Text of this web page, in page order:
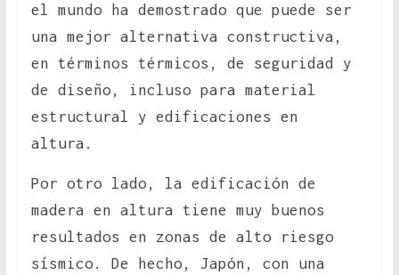
el mundo ha demostrado que puede ser
una mejor alternativa constructiva,
en términos térmicos, de seguridad y
de diseño, incluso para material
estructural y edificaciones en
altura.
Por otro lado, la edificación de
madera en altura tiene muy buenos
resultados en zonas de alto riesgo
sísmico. De hecho, Japón, con una